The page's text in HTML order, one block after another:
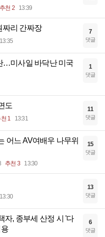
추천 2 13:39
짜리 간짜장
13:35
7
댓글
…미사일 바닥난 미국
1
댓글
도
1 13:31
11
댓글
어느 AV여배우 나무위
추천 3 13:30
15
댓글
13:30
13
댓글
자, 종부세 산정 시 '다
6
댓글